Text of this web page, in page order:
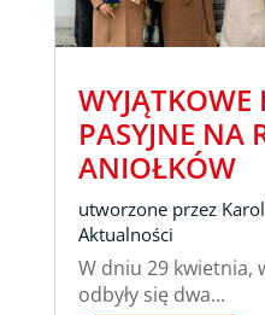
WYJĄTKOWE
PASYJNE NA
ANIOŁKÓW
utworzone przez Karol
Aktualności
W dniu 29 kwietnia,
odbyły się dwa...